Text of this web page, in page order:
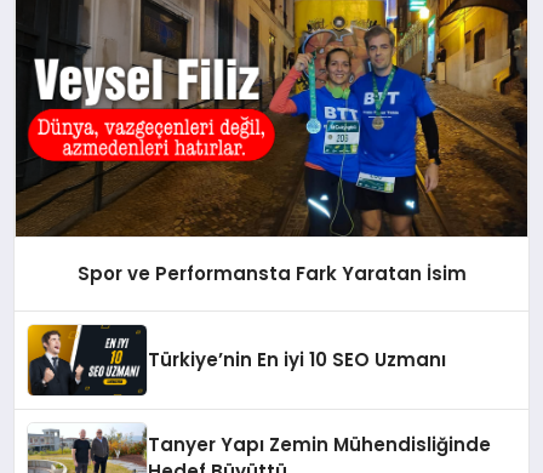
Spor ve Performansta Fark Yaratan İsim
Türkiye’nin En iyi 10 SEO Uzmanı
Tanyer Yapı Zemin Mühendisliğinde